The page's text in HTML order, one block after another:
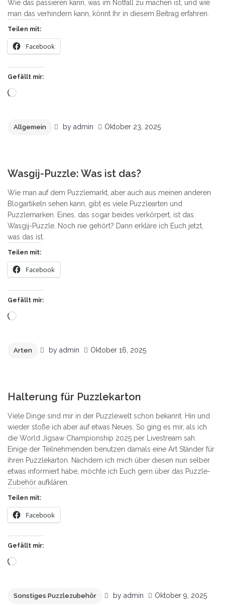
Wie das passieren kann, was im Notfall zu machen ist, und wie
man das verhindern kann, könnt Ihr in diesem Beitrag erfahren.
Teilen mit:
Facebook
Gefällt mir:
Wird
Allgemein by admin Oktober 23, 2025
Wasgij-Puzzle: Was ist das?
Wie man auf dem Puzzlemarkt, aber auch aus meinen anderen
Blogartikeln sehen kann, gibt es viele Puzzlearten und
Puzzlemarken. Eines, das sogar beides verkörpert, ist das
Wasgij-Puzzle. Noch nie gehört? Dann erkläre ich Euch jetzt,
was das ist.
Teilen mit:
Facebook
Gefällt mir:
Wird
Arten by admin Oktober 16, 2025
Halterung für Puzzlekarton
Viele Dinge sind mir in der Puzzlewelt schon bekannt. Hin und
wieder stoße ich aber auf etwas Neues. So ging es mir, als ich
die World Jigsaw Championship 2025 per Livestream sah.
Einige der Teilnehmenden benutzen damals eine Art Ständer für
ihren Puzzlekarton. Nachdem ich mich über diesen nun selber
etwas informiert habe, möchte ich Euch gern über das Puzzle-
Zubehör aufklären.
Teilen mit:
Facebook
Gefällt mir:
Wird
Sonstiges Puzzlezubehör by admin Oktober 9, 2025